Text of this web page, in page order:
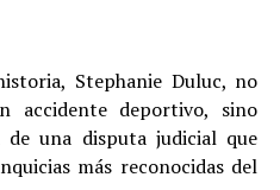
Stephanie Duluc, no
deportivo, sino
una disputa judicial que
más reconocidas del